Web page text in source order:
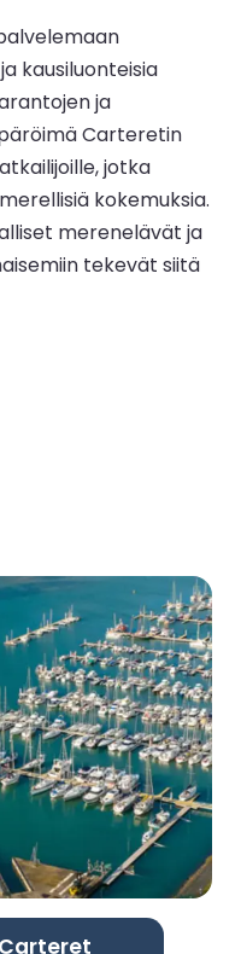
kausiluonteisia
ja
Carteretin
jotka
kokemuksia.
merenelävät ja
tekevät siitä